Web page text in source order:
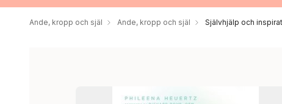
Ande, kropp och själ Ande, kropp och själ Självhjälp och